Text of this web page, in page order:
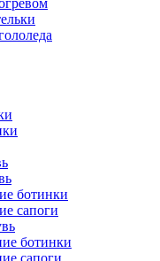
ботинки
сапоги
ботинки
сапоги